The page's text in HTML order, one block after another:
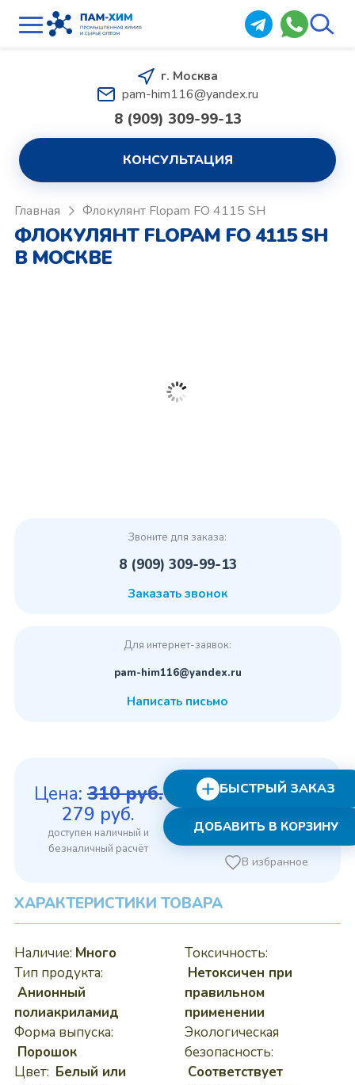
г. Москва
pam-him116@yandex.ru
8 (909) 309-99-13
КОНСУЛЬТАЦИЯ
Главная Флокулянт Flopam FO 4115 SH
ФЛОКУЛЯНТ FLOPAM FO 4115 SH
В МОСКВЕ
Звоните для заказа:
8 (909) 309-99-13
Заказать звонок
Для интернет-заявок:
pam-him116@yandex.ru
Написать письмо
Цена: 310руб.
Первоначальная
цена
составляла
279 руб. Текущая
цена:
279 руб..
ДОБАВИТЬ В КОРЗИНУ
БЫСТРЫЙ ЗАКАЗ
В избранное
ХАРАКТЕРИСТИКИ ТОВАРА
Наличие: Много
Тип продукта:
Анионный
полиакриламид
Форма выпуска:
Порошок
Цвет: Белый или
Токсичность:
Нетоксичен при
правильном
применении
Экологическая
безопасность:
Соответствует